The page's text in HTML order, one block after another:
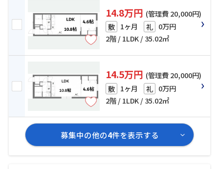
14.8万円 (管理費 20,000円)
敷 1ヶ月 礼 0万円
2階 / 1LDK / 35.02㎡
14.5万円 (管理費 20,000円)
敷 1ヶ月 礼 0万円
2階 / 1LDK / 35.02㎡
募集中の他の4件を表示する